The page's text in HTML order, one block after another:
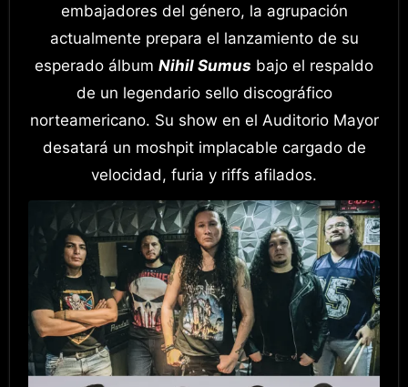
embajadores del género, la agrupación
actualmente prepara el lanzamiento de su
esperado álbum Nihil Sumus bajo el respaldo
de un legendario sello discográfico
norteamericano. Su show en el Auditorio Mayor
desatará un moshpit implacable cargado de
velocidad, furia y riffs afilados.